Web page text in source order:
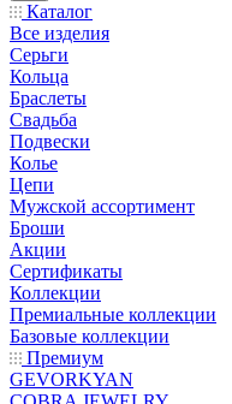
Каталог
Все изделия
Серьги
Кольца
Браслеты
Свадьба
Подвески
Колье
Цепи
Мужской ассортимент
Броши
Акции
Сертификаты
Коллекции
Премиальные коллекции
Базовые коллекции
Премиум
GEVORKYAN